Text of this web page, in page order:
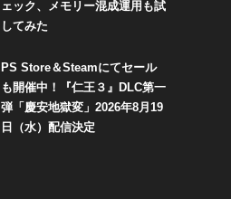
ェック、メモリー混成運用も試
してみた
PS Store＆Steamにてセール
も開催中！『仁王３』DLC第一
弾「慶安地獄変」2026年8月19
日（水）配信決定